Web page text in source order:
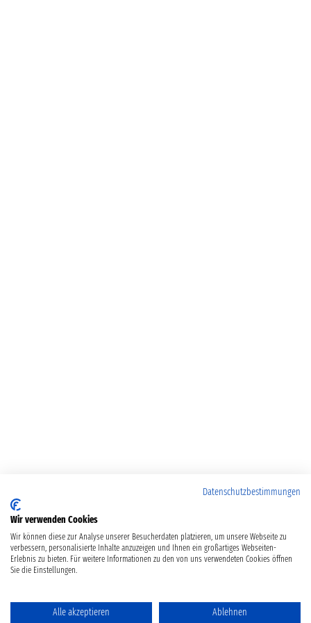
Datenschutzbestimmungen
Wir verwenden Cookies
Wir können diese zur Analyse unserer Besucherdaten platzieren, um unsere Webseite zu
verbessern, personalisierte Inhalte anzuzeigen und Ihnen ein großartiges Webseiten-
Erlebnis zu bieten. Für weitere Informationen zu den von uns verwendeten Cookies öffnen
Sie die Einstellungen.
Alle akzeptieren Ablehnen